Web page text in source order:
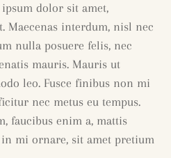
dolor sit amet,
Maecenas interdum, nisl nec
nulla posuere felis, nec
mauris. Mauris ut
leo. Fusce finibus non mi
nec metus eu tempus.
faucibus enim a, mattis
mi ornare, sit amet pretium